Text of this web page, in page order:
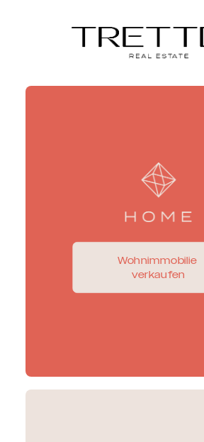
Wohnimmobilie
verkaufen